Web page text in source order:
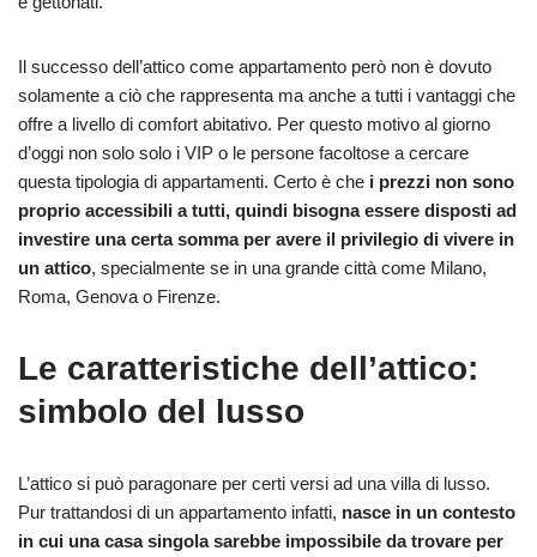
Il successo dell’attico come appartamento però non è dovuto
solamente a ciò che rappresenta ma anche a tutti i vantaggi che
offre a livello di comfort abitativo. Per questo motivo al giorno
d’oggi non solo solo i VIP o le persone facoltose a cercare
questa tipologia di appartamenti. Certo è che i prezzi non sono
proprio accessibili a tutti, quindi bisogna essere disposti ad
investire una certa somma per avere il privilegio di vivere in
un attico, specialmente se in una grande città come Milano,
Roma, Genova o Firenze.
Le caratteristiche dell’attico:
simbolo del lusso
L’attico si può paragonare per certi versi ad una villa di lusso.
Pur trattandosi di un appartamento infatti, nasce in un contesto
in cui una casa singola sarebbe impossibile da trovare per